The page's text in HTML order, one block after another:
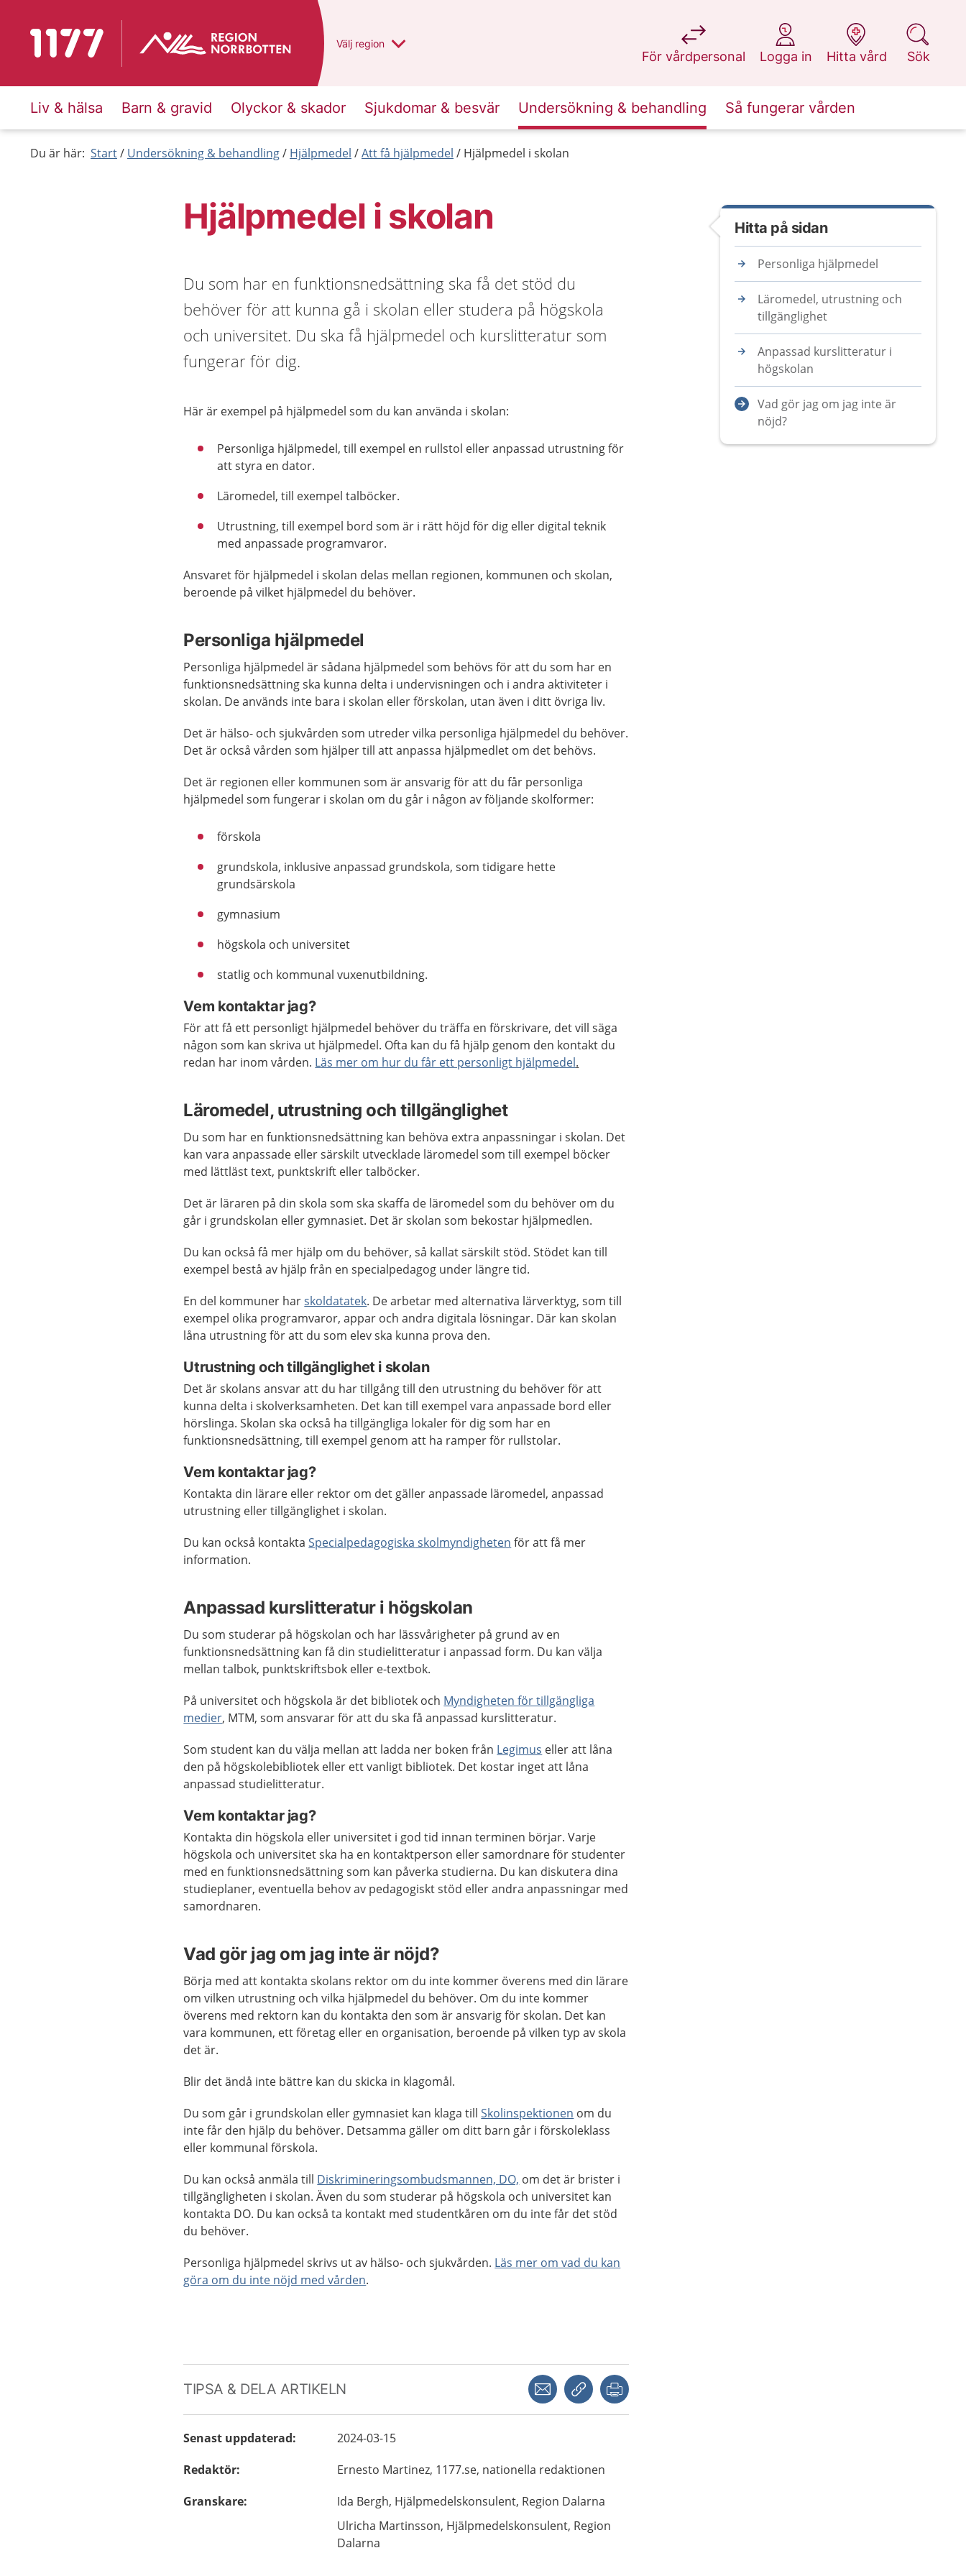
Till startsidan för 1177 Du har valt region
Välj en annan
region
För vårdpersonal
på 1177.se
Logga in
på 1177.se
Hitta vård
på 1177.se
Sök
på 1177.se
Liv & hälsa Barn & gravid Olyckor & skador Sjukdomar & besvär Undersökning & behandling Så fungerar vården
Du är här: Start Undersökning & behandling Hjälpmedel Att få hjälpmedel Hjälpmedel i skolan
Hjälpmedel i skolan
Du som har en funktionsnedsättning ska få det stöd du
behöver för att kunna gå i skolan eller studera på högskola
och universitet. Du ska få hjälpmedel och kurslitteratur som
fungerar för dig.
Här är exempel på hjälpmedel som du kan använda i skolan:
Personliga hjälpmedel, till exempel en rullstol eller anpassad utrustning för
att styra en dator.
Läromedel, till exempel talböcker.
Utrustning, till exempel bord som är i rätt höjd för dig eller digital teknik
med anpassade programvaror.
Ansvaret för hjälpmedel i skolan delas mellan regionen, kommunen och skolan,
beroende på vilket hjälpmedel du behöver.
Personliga hjälpmedel
Personliga hjälpmedel är sådana hjälpmedel som behövs för att du som har en
funktionsnedsättning ska kunna delta i undervisningen och i andra aktiviteter i
skolan. De används inte bara i skolan eller förskolan, utan även i ditt övriga liv.
Det är hälso- och sjukvården som utreder vilka personliga hjälpmedel du behöver.
Det är också vården som hjälper till att anpassa hjälpmedlet om det behövs.
Det är regionen eller kommunen som är ansvarig för att du får personliga
hjälpmedel som fungerar i skolan om du går i någon av följande skolformer:
förskola
grundskola, inklusive anpassad grundskola, som tidigare hette
grundsärskola
gymnasium
högskola och universitet
statlig och kommunal vuxenutbildning.
Vem kontaktar jag?
För att få ett personligt hjälpmedel behöver du träffa en förskrivare, det vill säga
någon som kan skriva ut hjälpmedel. Ofta kan du få hjälp genom den kontakt du
redan har inom vården. Läs mer om hur du får ett personligt hjälpmedel.
Läromedel, utrustning och tillgänglighet
Du som har en funktionsnedsättning kan behöva extra anpassningar i skolan. Det
kan vara anpassade eller särskilt utvecklade läromedel som till exempel böcker
med lättläst text, punktskrift eller talböcker.
Det är läraren på din skola som ska skaffa de läromedel som du behöver om du
går i grundskolan eller gymnasiet. Det är skolan som bekostar hjälpmedlen.
Du kan också få mer hjälp om du behöver, så kallat särskilt stöd. Stödet kan till
exempel bestå av hjälp från en specialpedagog under längre tid.
En del kommuner harskoldatatek. De arbetar med alternativa lärverktyg, som till
exempel olika programvaror, appar och andra digitala lösningar. Där kan skolan
låna utrustning för att du som elev ska kunna prova den.
Utrustning och tillgänglighet i skolan
Det är skolans ansvar att du har tillgång till den utrustning du behöver för att
kunna delta i skolverksamheten. Det kan till exempel vara anpassade bord eller
hörslinga. Skolan ska också ha tillgängliga lokaler för dig som har en
funktionsnedsättning, till exempel genom att ha ramper för rullstolar.
Vem kontaktar jag?
Kontakta din lärare eller rektor om det gäller anpassade läromedel, anpassad
utrustning eller tillgänglighet i skolan.
Du kan också kontaktaSpecialpedagogiska skolmyndigheten för att få mer
information.
Anpassad kurslitteratur i högskolan
Du som studerar på högskolan och har lässvårigheter på grund av en
funktionsnedsättning kan få din studielitteratur i anpassad form. Du kan välja
mellan talbok, punktskriftsbok eller e-textbok.
På universitet och högskola är det bibliotek och Myndigheten för tillgängliga
medier, MTM, som ansvarar för att du ska få anpassad kurslitteratur.
Som student kan du välja mellan att ladda ner boken från Legimus eller att låna
den på högskolebibliotek eller ett vanligt bibliotek. Det kostar inget att låna
anpassad studielitteratur.
Vem kontaktar jag?
Kontakta din högskola eller universitet i god tid innan terminen börjar. Varje
högskola och universitet ska ha en kontaktperson eller samordnare för studenter
med en funktionsnedsättning som kan påverka studierna. Du kan diskutera dina
studieplaner, eventuella behov av pedagogiskt stöd eller andra anpassningar med
samordnaren.
Vad gör jag om jag inte är nöjd?
Börja med att kontakta skolans rektor om du inte kommer överens med din lärare
om vilken utrustning och vilka hjälpmedel du behöver. Om du inte kommer
överens med rektorn kan du kontakta den som är ansvarig för skolan. Det kan
vara kommunen, ett företag eller en organisation, beroende på vilken typ av skola
det är.
Blir det ändå inte bättre kan du skicka in klagomål.
Du som går i grundskolan eller gymnasiet kan klaga tillSkolinspektionen om du
inte får den hjälp du behöver. Detsamma gäller om ditt barn går i förskoleklass
eller kommunal förskola.
Du kan också anmäla till Diskrimineringsombudsmannen, DO, om det är brister i
tillgängligheten i skolan. Även du som studerar på högskola och universitet kan
kontakta DO. Du kan också ta kontakt med studentkåren om du inte får det stöd
du behöver.
Personliga hjälpmedel skrivs ut av hälso- och sjukvården. Läs mer om vad du kan
göra om du inte nöjd med vården.
TIPSA & DELA ARTIKELN Dela via mejlKopiera länk
Senast uppdaterad:
2024-03-15
Redaktör: Ernesto Martinez, 1177.se, nationella redaktionen
Granskare: Ida Bergh, Hjälpmedelskonsulent, Region Dalarna
Ulricha Martinsson, Hjälpmedelskonsulent, Region
Dalarna
Hitta på sidan
Personliga hjälpmedel
Läromedel, utrustning och
tillgänglighet
Anpassad kurslitteratur i
högskolan
Vad gör jag om jag inte är
nöjd?